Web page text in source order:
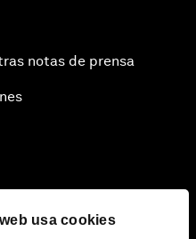
usa cookies
notas de prensa